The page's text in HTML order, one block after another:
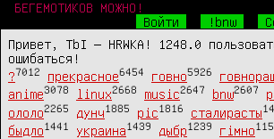
БЕГЕМОТИКОВ МОЖНО!
Войти
!bnw
Привет, TbI — HRWKA! 1248.0
ошибаться!
?7012 прекрасное6454 говно5926
anime3078 linux2668 music2647 bnw2607
ололо2265 дунч1885 pic1816 сталирасты
быдло1441 украина1439 дыбр1239 гімно